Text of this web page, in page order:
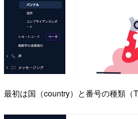
最初は国（country）と番号の種類